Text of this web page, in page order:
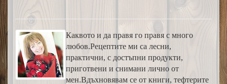
Каквото и да правя го правя с много
любов.Рецептите ми са лесни,
практични, с достъпни продукти,
приготвени и снимани лично от
мен.Вдъхновявам се от книги, тефтерите